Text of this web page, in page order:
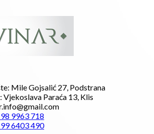
Mile Gojsalić 27, Podstrana
Vjekoslava Paraća 13, Klis
9963 718
6403 490